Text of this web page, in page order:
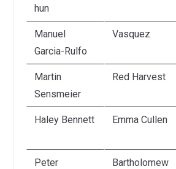
hun
Manuel
Garcia-Rulfo
Vasquez
Martin
Sensmeier
Red Harvest
Haley Bennett Emma Cullen
Peter
Bartholomew